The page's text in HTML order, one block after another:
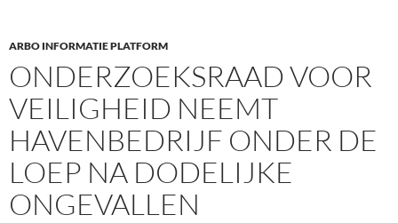
ARBO INFORMATIE PLATFORM
ONDERZOEKSRAAD VOOR
VEILIGHEID NEEMT
HAVENBEDRIJF ONDER DE
LOEP NA DODELIJKE
ONGEVALLEN